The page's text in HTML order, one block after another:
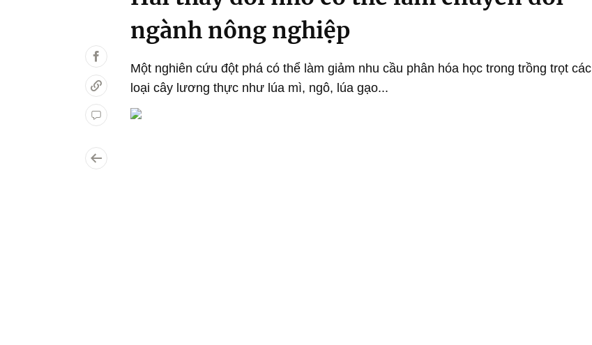
ngành nông nghiệp
Một nghiên cứu đột phá có thể làm giảm nhu cầu phân hóa học trong trồng trọt các
loại cây lương thực như lúa mì, ngô, lúa gạo...